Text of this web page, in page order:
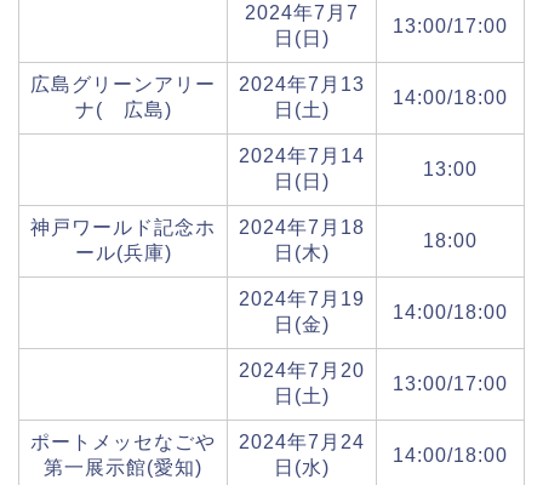
2024年7月7
日(日)
13:00/17:00
広島グリーンアリー
ナ( 広島)
2024年7月13
日(土)
14:00/18:00
2024年7月14
日(日)
13:00
神戸ワールド記念ホ
ール(兵庫)
2024年7月18
日(木)
18:00
2024年7月19
日(金)
14:00/18:00
2024年7月20
日(土)
13:00/17:00
ポートメッセなごや
第一展示館(愛知)
2024年7月24
日(水)
14:00/18:00